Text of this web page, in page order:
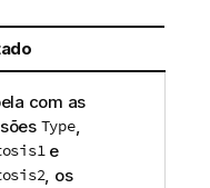
com as
Type,
e
, os